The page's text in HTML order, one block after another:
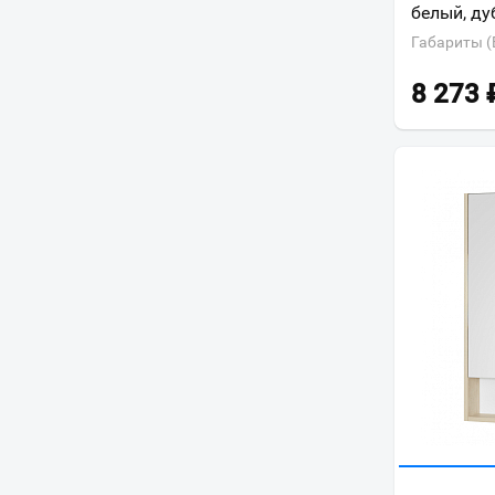
белый,
Габариты
8 273